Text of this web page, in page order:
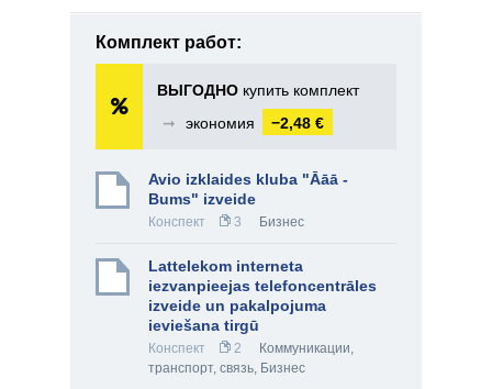
Комплект работ:
ВЫГОДНО купить комплект
➞
экономия −2,48 €
Avio izklaides kluba "Āāā -
Bums" izveide
Конспект 3 Бизнес
Lattelekom interneta
iezvanpieejas telefoncentrāles
izveide un pakalpojuma
ieviešana tirgū
Конспект 2
Коммуникации,
транспорт, связь, Бизнес